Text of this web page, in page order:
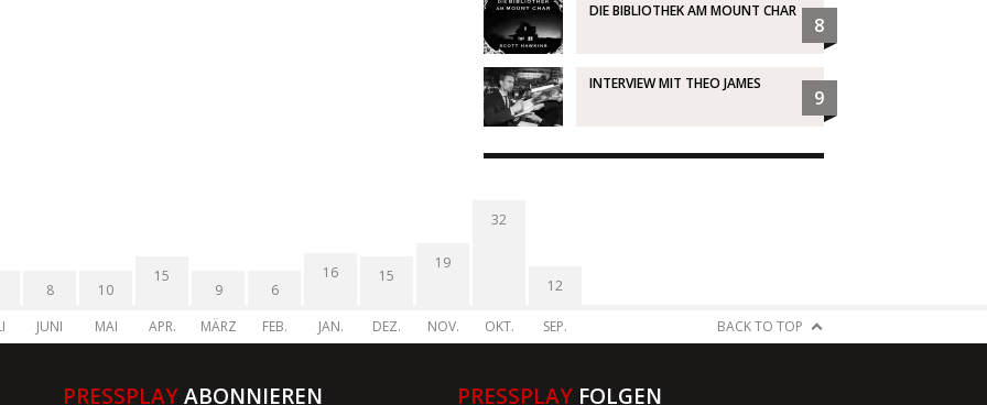
DIE BIBLIOTHEK AM MOUNT CHAR
8
INTERVIEW MIT THEO JAMES
9
8
JUNI
10
MAI
15
APR.
9
MÄRZ
6
FEB.
16
JAN.
15
DEZ.
19
NOV.
32
OKT.
12
SEP. BACK TO TOP
PRESSPLAYABONNIEREN PRESSPLAYFOLGEN